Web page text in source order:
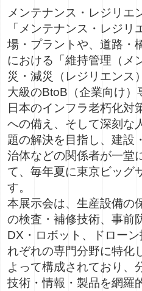
メンテナンス・レジリエ
「メンテナンス・レジ
場・プラントや、道路・
における「維持管理（メ
災・減災（レジリエンス
大級のBtoB（企業向け）
日本のインフラ老朽化対
への備え、そして深刻な
題の解決を目指し、建設
治体などの関係者が一堂
て、毎年夏に東京ビッグ
す。
本展示会は、生産設備の
の検査・補修技術、事前
DX・ロボット、ドロー
れぞれの専門分野に特化
よって構成されており、
技術・情報・製品を網羅